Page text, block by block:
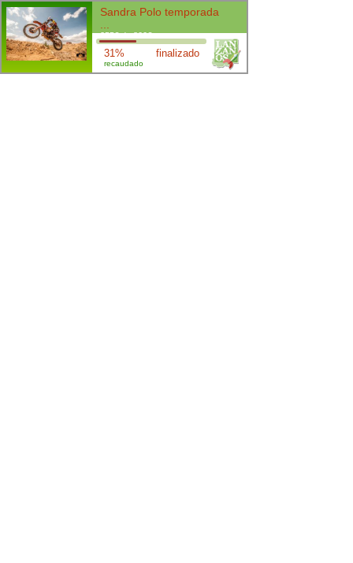
Sandra Polo temporada
255€ de 800€
31%
recaudado
finalizado